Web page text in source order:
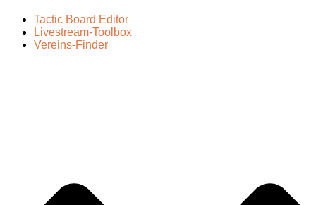
Tactic Board Editor
Livestream-Toolbox
Vereins-Finder